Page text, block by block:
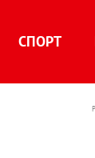
СПОРТ